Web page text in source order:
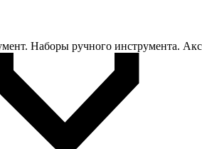
Наборы ручного инструмента.